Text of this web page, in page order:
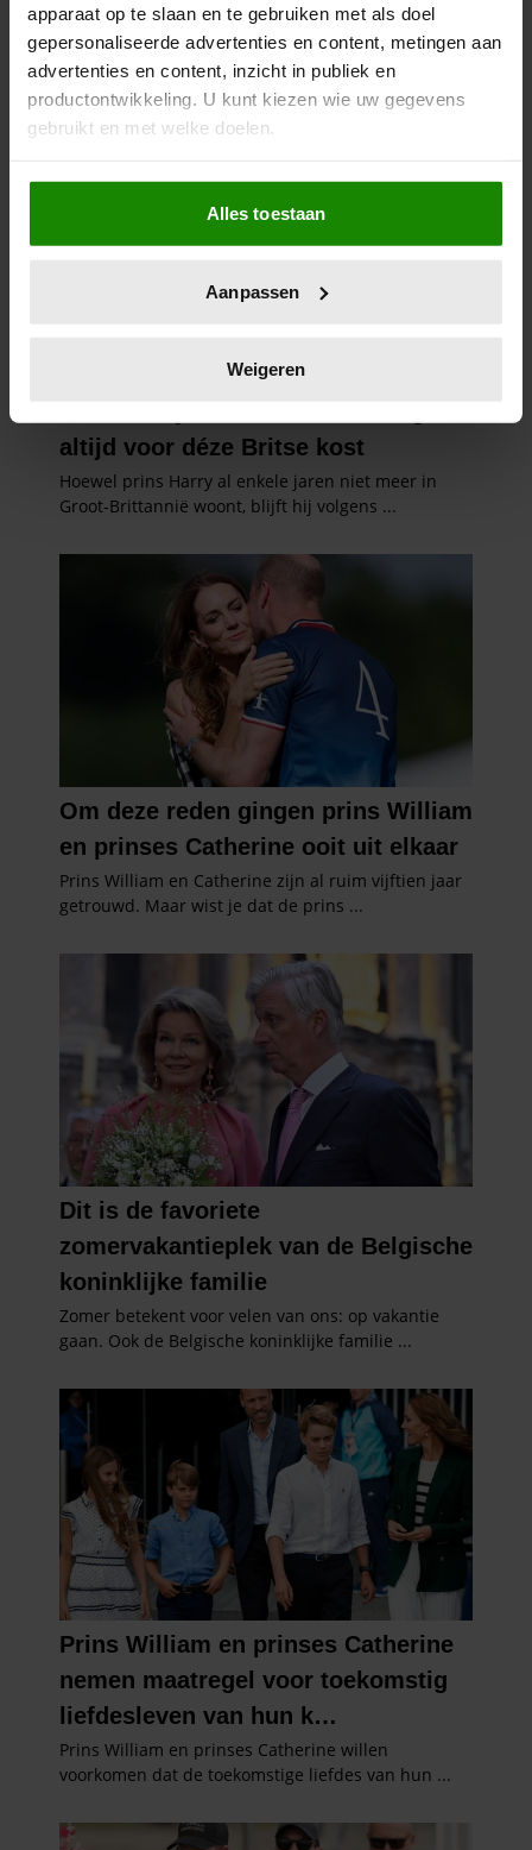
apparaat op te slaan en te gebruiken met als doel
gepersonaliseerde advertenties en content, metingen aan
advertenties en content, inzicht in publiek en
productontwikkeling. U kunt kiezen wie uw gegevens
gebruikt en met welke doelen.
Als u het toestaat, willen we ook graag:
Informatie verzamelen over uw geografische
locatie, die tot een paar meter nauwkeurig kan zijn
scannen op specifieke eigenschappen (fingerprinting)
verwerkt en stel uw voorkeuren in het
intrekken in de Cookieverklaring.
We gebruiken cookies om content en advertenties te
personaliseren, om functies voor social media te bieden
informatie over uw gebruik van onze site met onze
partners voor social media, adverteren en analyse. Deze
partners kunnen deze gegevens combineren met andere
informatie die u aan ze heeft verstrekt of die ze hebben
verzameld op basis van uw gebruik van hun services. U
gaat akkoord met onze cookies als u onze website blijft
Alles toestaan
Aanpassen
Weigeren